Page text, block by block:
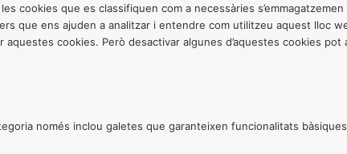
cookies que es classifiquen com a necessàries
que ens ajuden a analitzar i entendre com utilitzeu aquest lloc
cookies. Però desactivar algunes d’aquestes cookies
només inclou galetes que garanteixen funcionalitats